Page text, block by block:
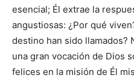
esencial; Él extrae la
angustiosas: ¿Por qué
destino han sido llamados?
una gran vocación de Dios
felices en la misión de Él